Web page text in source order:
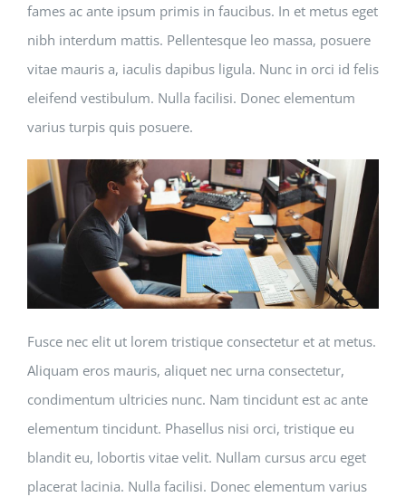
fames ac ante ipsum primis in faucibus. In et metus eget
nibh interdum mattis. Pellentesque leo massa, posuere
vitae mauris a, iaculis dapibus ligula. Nunc in orci id felis
eleifend vestibulum. Nulla facilisi. Donec elementum
varius turpis quis posuere.
Fusce nec elit ut lorem tristique consectetur et at metus.
Aliquam eros mauris, aliquet nec urna consectetur,
condimentum ultricies nunc. Nam tincidunt est ac ante
elementum tincidunt. Phasellus nisi orci, tristique eu
blandit eu, lobortis vitae velit. Nullam cursus arcu eget
placerat lacinia. Nulla facilisi. Donec elementum varius